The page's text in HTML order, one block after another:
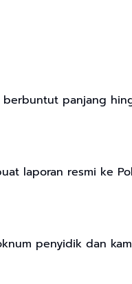
panjang
laporan resmi ke
penyidik dan